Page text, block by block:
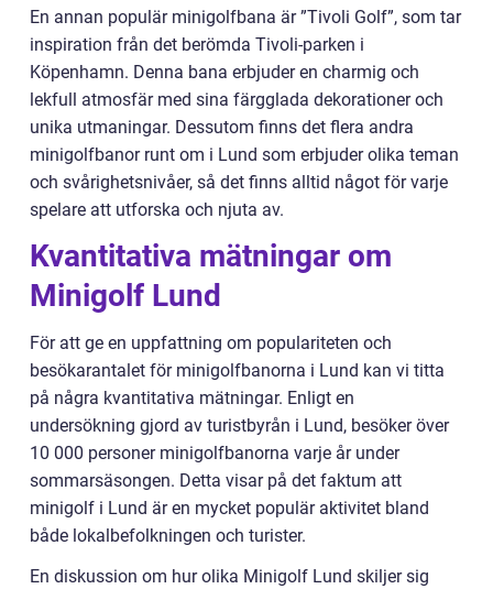
En annan populär minigolfbana är ”Tivoli Golf”, som tar
inspiration från det berömda Tivoli-parken i
Köpenhamn. Denna bana erbjuder en charmig och
lekfull atmosfär med sina färgglada dekorationer och
unika utmaningar. Dessutom finns det flera andra
minigolfbanor runt om i Lund som erbjuder olika teman
och svårighetsnivåer, så det finns alltid något för varje
spelare att utforska och njuta av.
Kvantitativa mätningar om
Minigolf Lund
För att ge en uppfattning om populariteten och
besökarantalet för minigolfbanorna i Lund kan vi titta
på några kvantitativa mätningar. Enligt en
undersökning gjord av turistbyrån i Lund, besöker över
10 000 personer minigolfbanorna varje år under
sommarsäsongen. Detta visar på det faktum att
minigolf i Lund är en mycket populär aktivitet bland
både lokalbefolkningen och turister.
En diskussion om hur olika Minigolf Lund skiljer sig